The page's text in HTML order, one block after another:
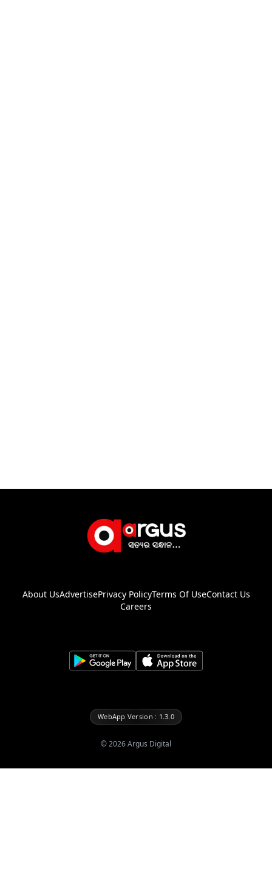
About UsAdvertisePrivacy PolicyTerms Of UseContact Us
Careers
WebApp Version : 1.3.0
©2026Argus Digital